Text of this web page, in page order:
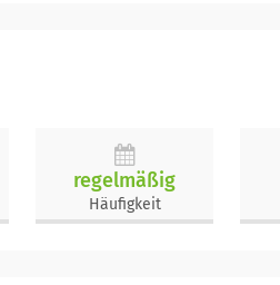
regelmäßig
Häufigkeit